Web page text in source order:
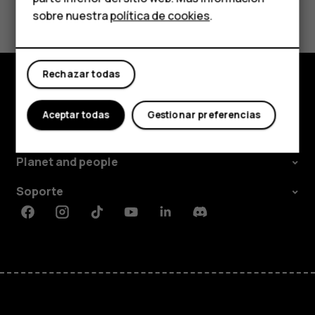
Comprar
Mi cuenta
Comprar
Acerca de
Planet and people
Soporte
FacebookInstagramTiktokYoutubeLinkedinDiscord
sobre nuestrapolítica de cookies.
Rechazar todas
Gestionar preferencias
Aceptar todas